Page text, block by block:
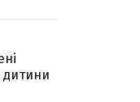
дитини